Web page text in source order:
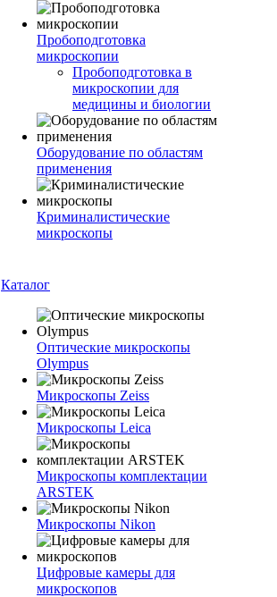
Пробоподготовка
микроскопии
Пробоподготовка в
микроскопии для
медицины и биологии
Оборудование по областям
применения
Криминалистические
микроскопы
Каталог
Оптические микроскопы
Olympus
Микроскопы Zeiss
Микроскопы Leica
Микроскопы комплектации
ARSTEK
Микроскопы Nikon
Цифровые камеры для
микроскопов